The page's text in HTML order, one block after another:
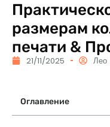
размерам
печати &
21/11/2025 Лео
Оглавление